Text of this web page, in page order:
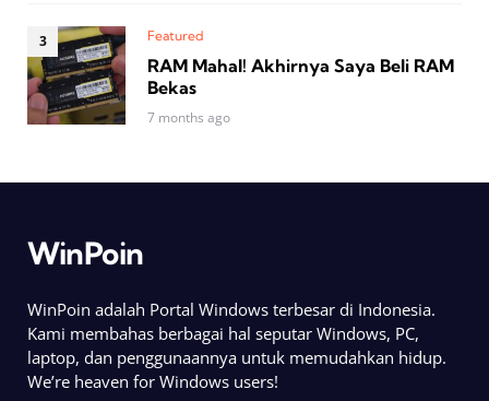
Featured
RAM Mahal! Akhirnya Saya Beli RAM
Bekas
7 months ago
WinPoin
WinPoin adalah Portal Windows terbesar di Indonesia.
Kami membahas berbagai hal seputar Windows, PC,
laptop, dan penggunaannya untuk memudahkan hidup.
We’re heaven for Windows users!